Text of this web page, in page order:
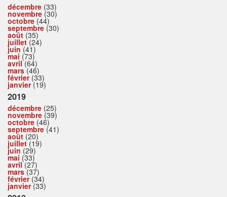
décembre (33)
novembre (30)
octobre (44)
septembre (30)
août (35)
juillet(24)
juin (41)
mai (73)
avril(64)
mars(46)
février(33)
janvier(19)
2019
décembre (25)
novembre (39)
octobre (46)
septembre (41)
août (20)
juillet(19)
juin (29)
mai (33)
avril(27)
mars(37)
février(34)
janvier(33)